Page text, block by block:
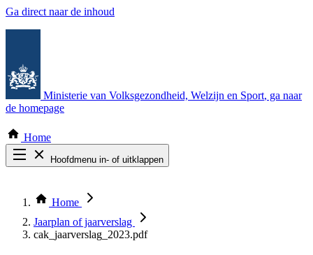
Ga direct naar de inhoud
Ministerie van Volksgezondheid, Welzijn en Sport, ga naar
de homepage
Home
Hoofdmenu in- of uitklappen
Thema COVID-19
Bekijk per bestuursorgaan
Home
Jaarplan of jaarverslag
cak_jaarverslag_2023.pdf